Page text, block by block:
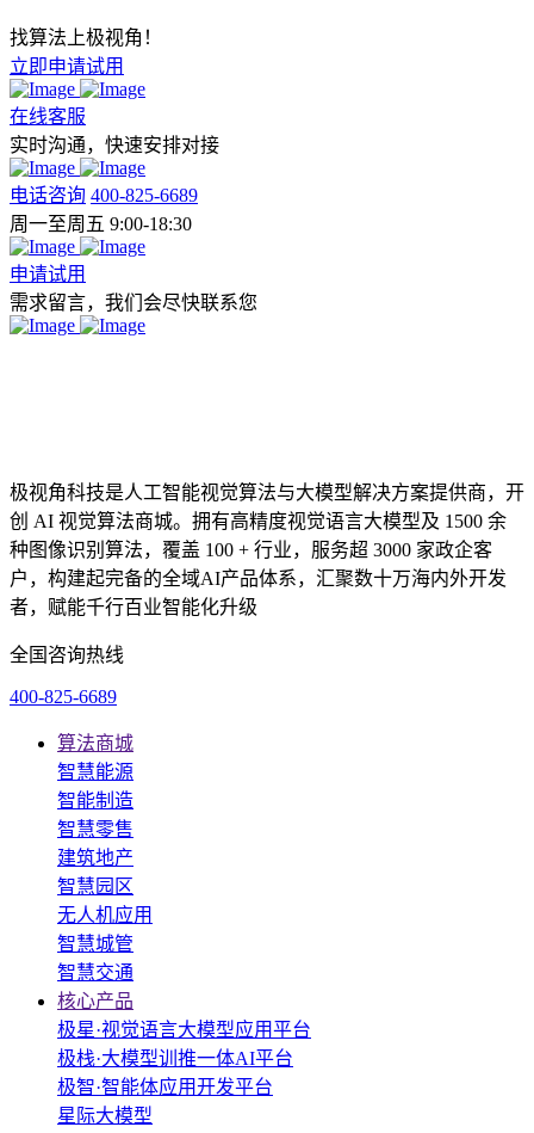
找算法上极视角！
立即申请试用
在线客服
实时沟通，快速安排对接
电话咨询 400-825-6689
周一至周五 9:00-18:30
申请试用
需求留言，我们会尽快联系您
极视角科技是人工智能视觉算法与大模型解决方案提供商，开
创 AI 视觉算法商城。拥有高精度视觉语言大模型及 1500 余
种图像识别算法，覆盖 100 + 行业，服务超 3000 家政企客
户，构建起完备的全域AI产品体系，汇聚数十万海内外开发
者，赋能千行百业智能化升级
全国咨询热线
400-825-6689
算法商城
智慧能源
智能制造
智慧零售
建筑地产
智慧园区
无人机应用
智慧城管
智慧交通
核心产品
极星·视觉语言大模型应用平台
极栈·大模型训推一体AI平台
极智·智能体应用开发平台
星际大模型